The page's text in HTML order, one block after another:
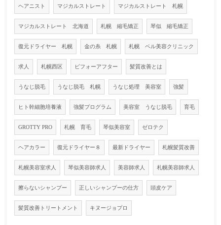
ヘアニスト マジカルストレート マジカルストレート 札幌
マジカルストレート 北海道 札幌 縮毛矯正 琴似 縮毛矯正
復元ドライヤー 札幌 金の糸 札幌 札幌 ベル美容クリニック
求人 札幌西区 ビフォーアフター 髪質改善とは
うなじ脱毛 うなじ脱毛 札幌 うなじ処理 美容室 強髪
ヒト幹細胞培養液 強髪プログラム 美容室 うなじ脱毛 育毛
GROTTY PRO 札幌 育毛 琴似美容室 ゼロテク
ヘアカラー 復元ドライヤー８ 最新ドライヤー 札幌髪質改善
札幌美容室求人 琴似美容師求人 美容師求人 札幌美容師求人
擦らないシャンプー 正しいシャンプーの仕方 頭皮ケア
髪質改善トリートメント キヌージョプロ